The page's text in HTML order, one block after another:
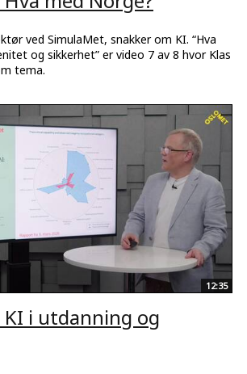
ved SimulaMet, snakker om KI. “Hva
og sikkerhet” er video 7 av 8 hvor Klas
tema.
12:35
i utdanning og